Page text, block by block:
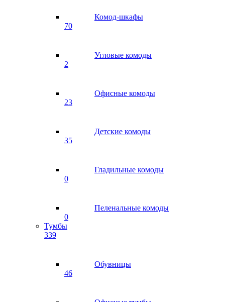
Комод-шкафы
70
Угловые комоды
2
Офисные комоды
23
Детские комоды
35
Гладильные комоды
0
Пеленальные комоды
0
Тумбы
339
Обувницы
46